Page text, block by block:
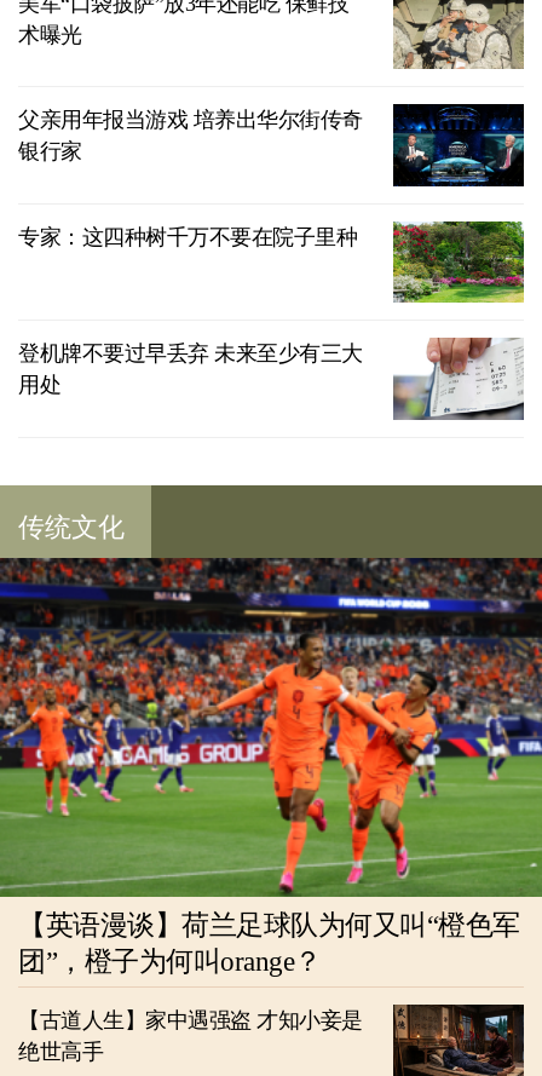
术曝光
父亲用年报当游戏 培养出华尔街传奇
银行家
专家：这四种树千万不要在院子里种
登机牌不要过早丢弃 未来至少有三大
用处
传统文化
【英语漫谈】荷兰足球队为何又叫“橙色军
团”，橙子为何叫orange？
【古道人生】家中遇强盗 才知小妾是
绝世高手